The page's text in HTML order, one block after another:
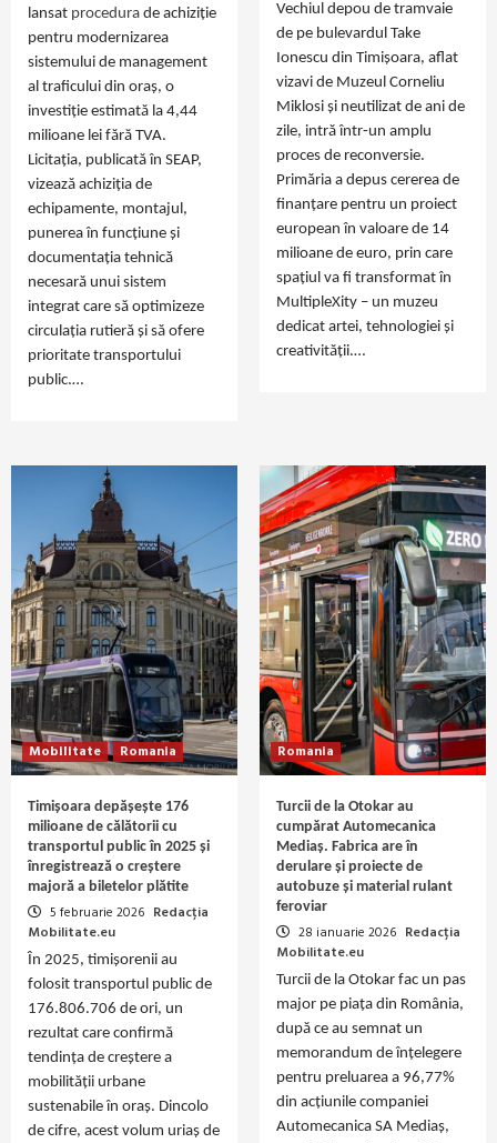
lansat procedura de achiziție
pentru modernizarea
sistemului de management
al traficului din oraș, o
investiție estimată la 4,44
milioane lei fără TVA.
Licitația, publicată în SEAP,
vizează achiziția de
echipamente, montajul,
punerea în funcțiune și
documentația tehnică
necesară unui sistem
integrat care să optimizeze
circulația rutieră și să ofere
prioritate transportului
public.…
Vechiul depou de tramvaie
de pe bulevardul Take
Ionescu din Timișoara, aflat
vizavi de Muzeul Corneliu
Miklosi și neutilizat de ani de
zile, intră într‑un amplu
proces de reconversie.
Primăria a depus cererea de
finanțare pentru un proiect
european în valoare de 14
milioane de euro, prin care
spațiul va fi transformat în
MultipleXity – un muzeu
dedicat artei, tehnologiei și
creativității.…
Mobilitate Romania
Timișoara depășește 176
milioane de călătorii cu
transportul public în 2025 și
înregistrează o creștere
majoră a biletelor plătite
5 februarie 2026 Redacția
Mobilitate.eu
În 2025, timișorenii au
folosit transportul public de
176.806.706 de ori, un
rezultat care confirmă
tendința de creștere a
mobilității urbane
sustenabile în oraș. Dincolo
de cifre, acest volum uriaș de
Romania
Turcii de la Otokar au
cumpărat Automecanica
Mediaș. Fabrica are în
derulare și proiecte de
autobuze și material rulant
feroviar
28 ianuarie 2026 Redacția
Mobilitate.eu
Turcii de la Otokar fac un pas
major pe piața din România,
după ce au semnat un
memorandum de înțelegere
pentru preluarea a 96,77%
din acțiunile companiei
Automecanica SA Mediaș,